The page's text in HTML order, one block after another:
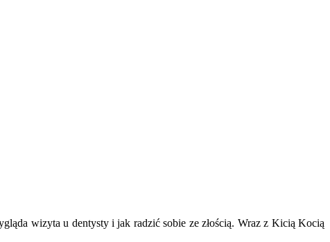
wizyta u dentysty i jak radzić sobie ze złością. Wraz z Kicią Kocią